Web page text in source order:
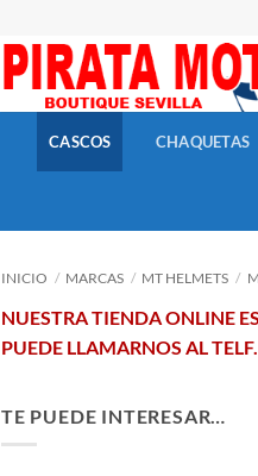
CASCOS CHAQUETAS
INICIO / MARCAS / MT HELMETS /
NUESTRA TIENDA ONLINE
PUEDE LLAMARNOS AL
TE PUEDE INTERESAR…